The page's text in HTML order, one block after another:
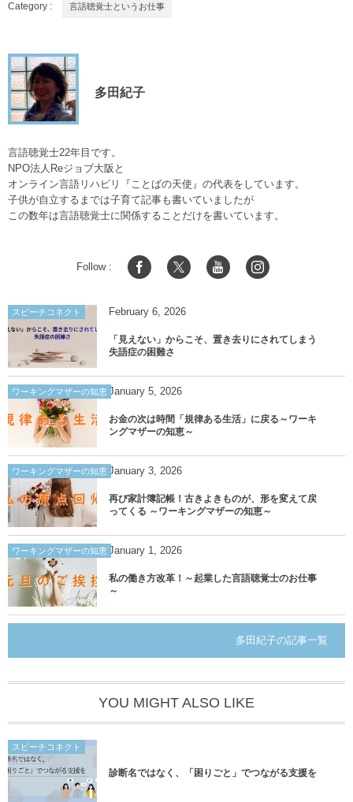
Category : 言語聴覚士というお仕事
多田紀子
言語聴覚士22年目です。
NPO法人Reジョブ大阪と
オンライン言語リハビリ『ことばの天使』の代表をしています。
子供が自立するまでは子育て記事も書いていましたが
この数年は言語聴覚士に関係することだけを書いています。
Follow :
スピーチコネクト February 6, 2026
「見えない」からこそ、置き去りにされてしまう
失語症の困難さ
ワーキングマザーの知恵 January 5, 2026
お金の次は時間「規律ある生活」に戻る～ワーキ
ングマザーの知恵～
ワーキングマザーの知恵 January 3, 2026
再び家計簿記帳！古きよきものが、形を変えて戻
ってくる ～ワーキングマザーの知恵～
ワーキングマザーの知恵 January 1, 2026
私の働き方改革！～起業した言語聴覚士のお仕事
～
多田紀子の記事一覧
YOU MIGHT ALSO LIKE
スピーチコネクト
診断名ではなく、「困りごと」でつながる支援を